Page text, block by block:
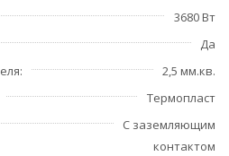
3680 Вт
Да
2,5 мм.кв.
Термопласт
С заземляющим
контактом